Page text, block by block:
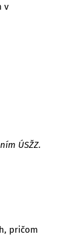
v
ÚSŽZ.
pričom